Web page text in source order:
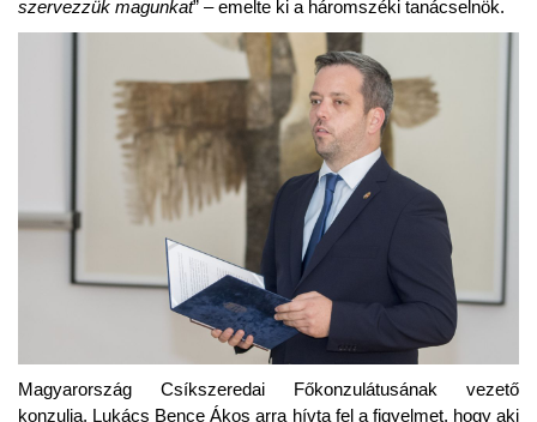
szervezzük magunkat” – emelte ki a háromszéki tanácselnök.
Magyarország Csíkszeredai Főkonzulátusának vezető
konzulja, Lukács Bence Ákos arra hívta fel a figyelmet, hogy aki